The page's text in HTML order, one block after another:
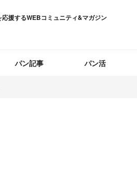
応援するWEBコミュニティ&マガジン
パン記事 パン活